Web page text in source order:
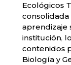
Ecológicos
aprendizaje
institución,
contenidos
Biología y